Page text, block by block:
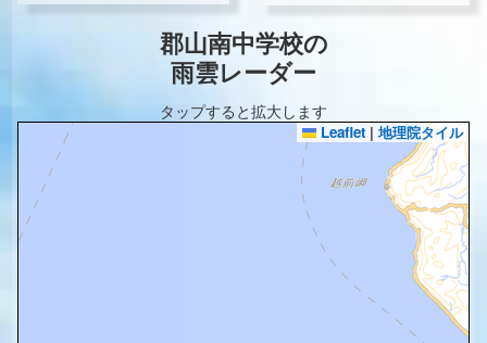
郡山南中学校の
雨雲レーダー
タップすると拡大します
Leaflet | 地理院タイル